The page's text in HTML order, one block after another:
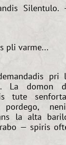
Silentulo.
pli varme...
pri
La domon
tute
la alta
— spiris